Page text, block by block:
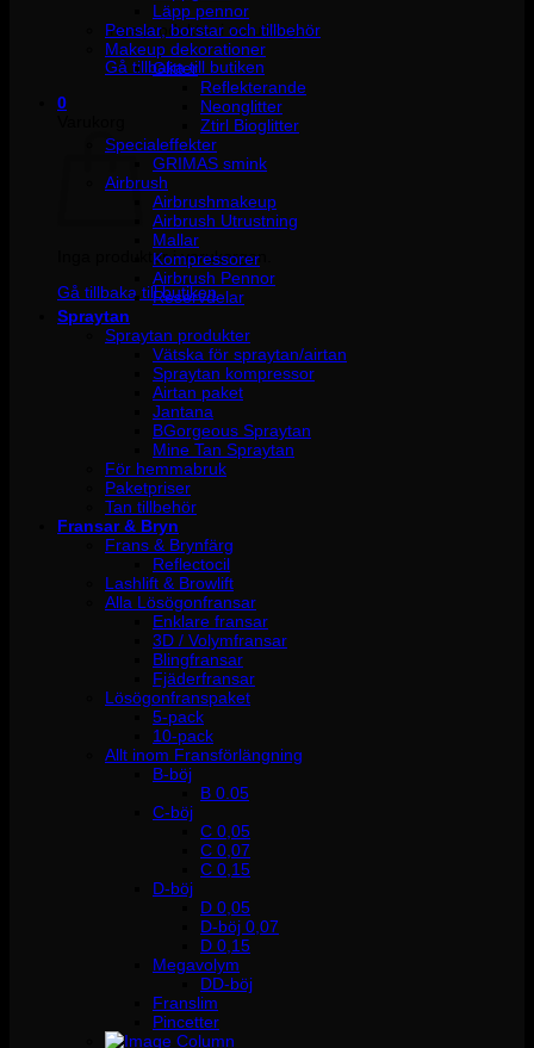
Inga produkter i varukorgen.
Gå tillbaka till butiken
0
Inga produkter i varukorgen.
Gå tillbaka till butiken
Läpp pennor
Penslar, borstar och tillbehör
Makeup dekorationer
Glitter
Reflekterande
Neonglitter
Ztirl Bioglitter
Specialeffekter
GRIMAS smink
Airbrush
Airbrushmakeup
Airbrush Utrustning
Mallar
Kompressorer
Airbrush Pennor
Reservdelar
Spraytan
Spraytan produkter
Vätska för spraytan/airtan
Spraytan kompressor
Airtan paket
Jantana
BGorgeous Spraytan
Mine Tan Spraytan
För hemmabruk
Paketpriser
Tan tillbehör
Fransar & Bryn
Frans & Brynfärg
Reflectocil
Lashlift & Browlift
Alla Lösögonfransar
Enklare fransar
3D / Volymfransar
Blingfransar
Fjäderfransar
Lösögonfranspaket
5-pack
10-pack
Allt inom Fransförlängning
B-böj
B 0.05
C-böj
C 0,05
C 0,07
C 0,15
D-böj
D 0,05
D-böj 0,07
D 0,15
Megavolym
DD-böj
Franslim
Pincetter